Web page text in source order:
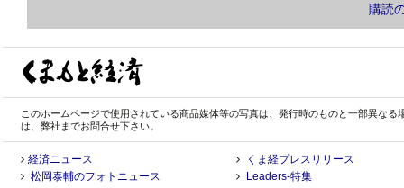
購読
このホームページで使用されている商品媒体等の写真は、発行時のものと一部異な
は、弊社までお問合せ下さい。
経済ニュース
松岡泰輔のフォトニュース
くま経プレスリリース
Leaders-特集